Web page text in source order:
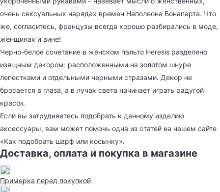
очень сексуальных нарядах времен Наполеона Бонапарта. Что
же, согласитесь, французы всегда хорошо разбирались в моде,
женщинах и вине!
Черно-белое сочетание в женском пальто Heresis разделено
изящным декором: расположенными на золотом шнуре
лепестками и отдельными черными стразами. Декор не
бросается в глаза, а в лучах света начинает играть радугой
красок.
Если вы затрудняетесь подобрать к данному изделию
аксессуары, вам может помочь одна из статей на нашем сайте
«Как подобрать шарф или косынку».
Доставка, оплата и покупка в магазине
Примерка перед покупкой